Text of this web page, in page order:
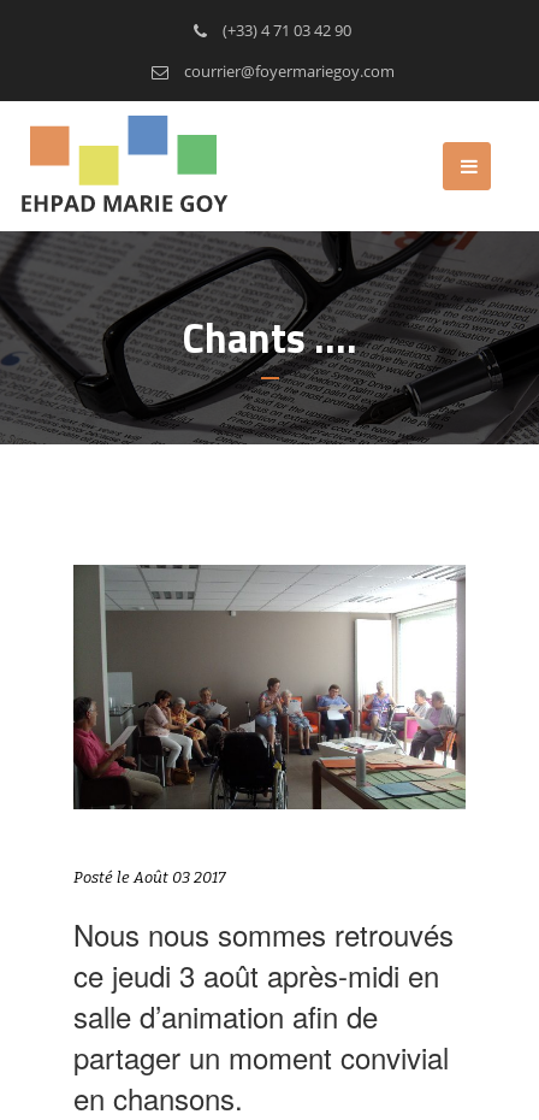
(+33) 4 71 03 42 90
courrier@foyermariegoy.com
Chants ….
Posté le Août 03 2017
Nous nous sommes retrouvés
ce jeudi 3 août après-midi en
salle d’animation afin de
partager un moment convivial
en chansons.